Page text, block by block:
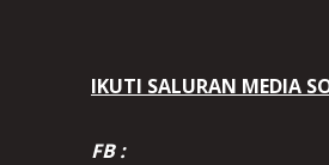
IKUTI SALURAN MEDIA
FB :